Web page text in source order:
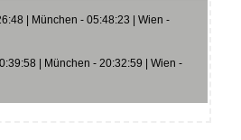
| München - 05:48:23 | Wien -
| München - 20:32:59 | Wien -